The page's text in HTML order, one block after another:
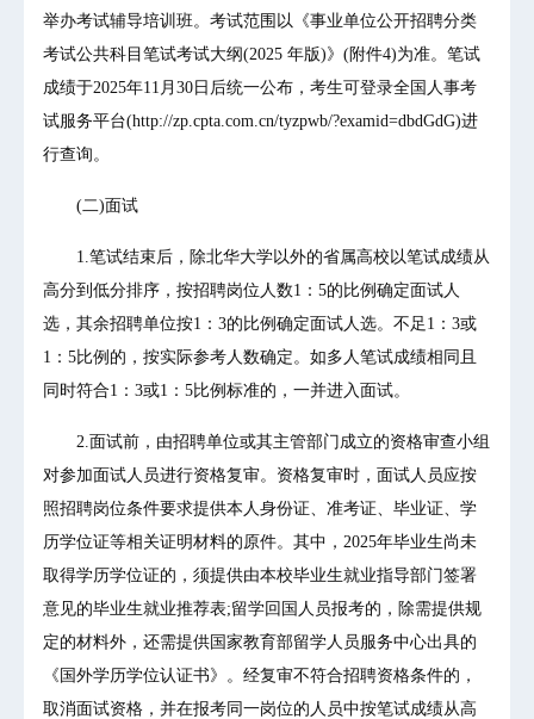
举办考试辅导培训班。考试范围以《事业单位公开招聘分类
考试公共科目笔试考试大纲(2025 年版)》(附件4)为准。笔试
成绩于2025年11月30日后统一公布，考生可登录全国人事考
试服务平台(http://zp.cpta.com.cn/tyzpwb/?examid=dbdGdG)进
行查询。
(二)面试
1.笔试结束后，除北华大学以外的省属高校以笔试成绩从
高分到低分排序，按招聘岗位人数1：5的比例确定面试人
选，其余招聘单位按1：3的比例确定面试人选。不足1：3或
1：5比例的，按实际参考人数确定。如多人笔试成绩相同且
同时符合1：3或1：5比例标准的，一并进入面试。
2.面试前，由招聘单位或其主管部门成立的资格审查小组
对参加面试人员进行资格复审。资格复审时，面试人员应按
照招聘岗位条件要求提供本人身份证、准考证、毕业证、学
历学位证等相关证明材料的原件。其中，2025年毕业生尚未
取得学历学位证的，须提供由本校毕业生就业指导部门签署
意见的毕业生就业推荐表;留学回国人员报考的，除需提供规
定的材料外，还需提供国家教育部留学人员服务中心出具的
《国外学历学位认证书》。经复审不符合招聘资格条件的，
取消面试资格，并在报考同一岗位的人员中按笔试成绩从高